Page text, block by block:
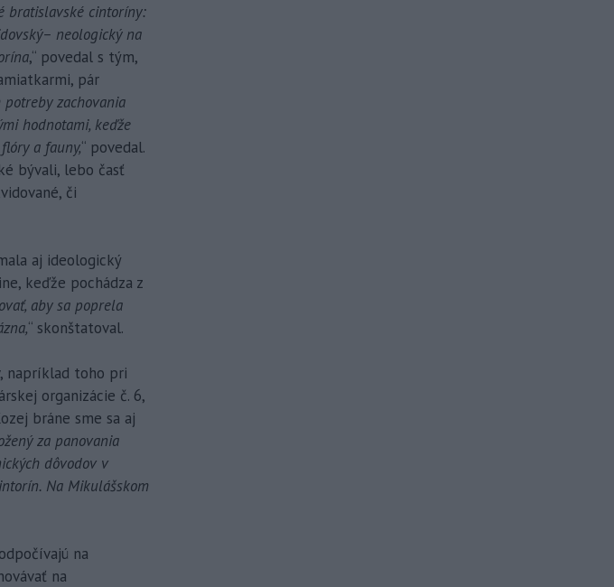
bratislavské cintoríny:
neologický na
,“ povedal s tým,
pár
potreby zachovania
hodnotami, keďže
a fauny,“ povedal.
bývali, lebo časť
či
aj ideologický
keďže pochádza z
aby sa poprela
“ skonštatoval.
napríklad toho pri
organizácie č. 6,
bráne sme sa aj
za panovania
dôvodov v
Na Mikulášskom
na
na